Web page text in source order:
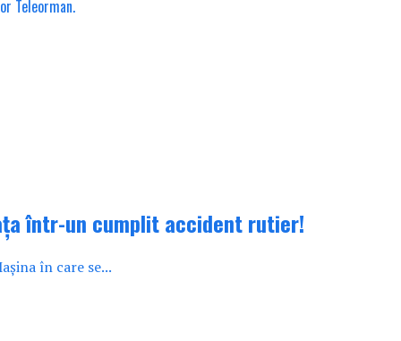
Teleorman.
într-un cumplit accident rutier!
în care se...